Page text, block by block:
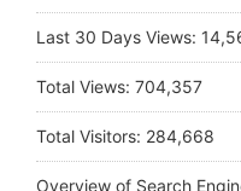
Last 30 Days Views:
Total Views: 704,357
Total Visitors: 284,668
Overview of Search